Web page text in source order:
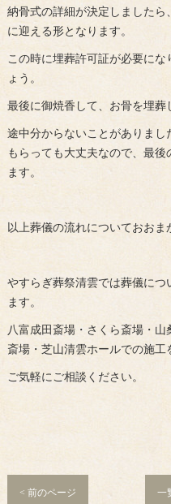
納骨式の詳細が決定しましたら
に迎える形となります。
この時に埋葬許可証が必要に
ょう。
最後に御焼香して、お骨を埋葬
途中分からないことがありま
もらっても大丈夫なので、最
ます。
以上葬儀の流れについておおま
やすらぎ葬祭清雲では葬儀につ
ます。
八富成田斎場・さくら斎場・
斎場・芝山清雲ホールでの施工
ご気軽にご相談ください。
< 前のページ 一